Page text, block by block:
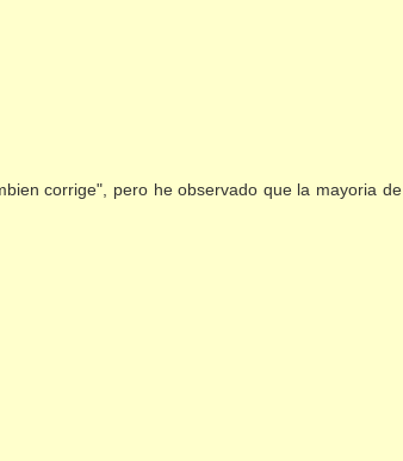
corrige", pero he observado que la mayoria de